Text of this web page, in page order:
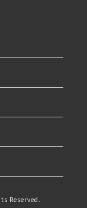
ー 代表
レータ
Reserved.